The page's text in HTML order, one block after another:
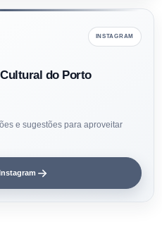
INSTAGRAM
do Porto
e sugestões para aproveitar